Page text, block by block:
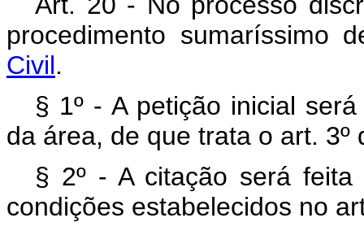
procedimento sumaríssimo
Civil.
§ 1º - A petição inicial
da área, de que trata o art. 3º
§ 2º - A citação será
condições estabelecidos no